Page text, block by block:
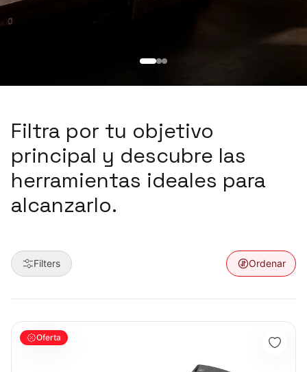
Filtra por tu objetivo
principal y descubre las
herramientas ideales para
alcanzarlo.
Filters Ordenar
TROTADORA CSFITNESS TOKIO
Oferta